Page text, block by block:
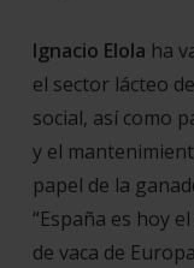
Ignacio Elola ha
el sector lácteo
social, así como
y el
papel de la
“España es hoy
de vaca de